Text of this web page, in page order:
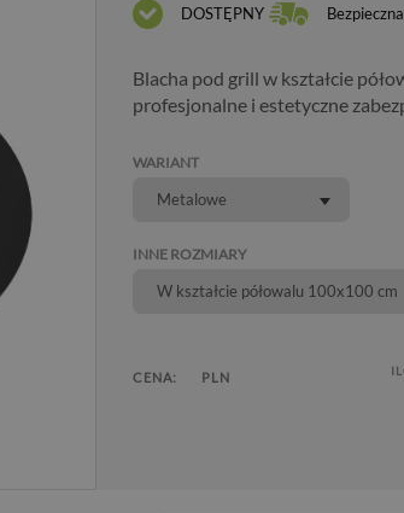
DOSTĘPNY
Blacha pod grill w kształcie
profesjonalne i estetyczne
WARIANT
Metalowe
INNE ROZMIARY
W kształcie półowalu 100x100 cm
CENA: PLN